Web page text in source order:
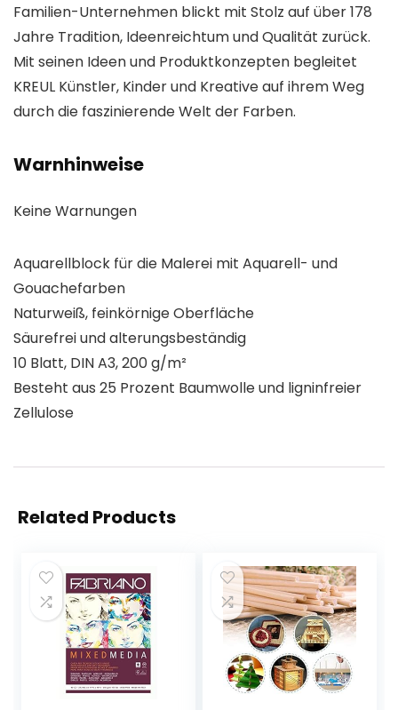
Familien-Unternehmen blickt mit Stolz auf über 178
Jahre Tradition, Ideenreichtum und Qualität zurück.
Mit seinen Ideen und Produktkonzepten begleitet
KREUL Künstler, Kinder und Kreative auf ihrem Weg
durch die faszinierende Welt der Farben.
Warnhinweise
Keine Warnungen
Aquarellblock für die Malerei mit Aquarell- und
Gouachefarben
Naturweiß, feinkörnige Oberfläche
Säurefrei und alterungsbeständig
10 Blatt, DIN A3, 200 g/m²
Besteht aus 25 Prozent Baumwolle und ligninfreier
Zellulose
Related Products